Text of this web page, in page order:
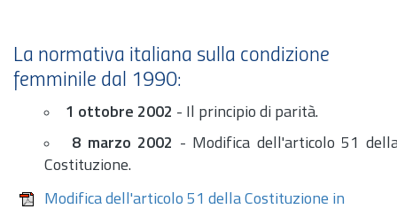
La normativa italiana sulla condizione
femminile dal 1990:
1 ottobre 2002 - Il principio di parità.
8 marzo 2002 - Modifica dell'articolo 51
Costituzione.
Modifica dell'articolo 51 della Costituzione in